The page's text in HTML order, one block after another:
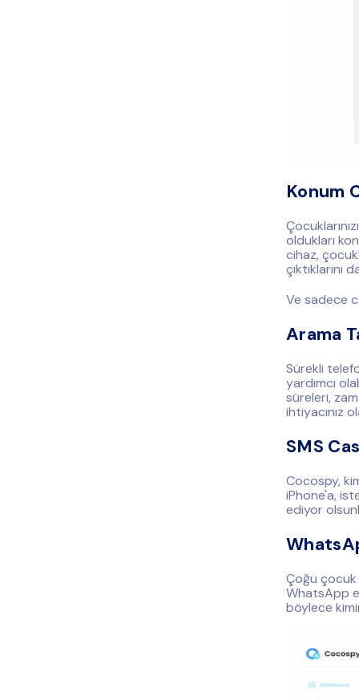
Konum
oldukları
cihaz,
Ve sadece
Arama
Sürekli
yardımcı
süreleri,
ihtiyacınız
SMS
Cocospy,
iPhone'a,
ediyor
Çoğu çocuk
WhatsApp
böylece